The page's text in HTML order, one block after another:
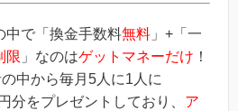
中で「換金手数料無料 」+「一
限 」なのはゲットマネーだけ ！
中から毎月5人に1人に
分をプレゼントしており、 ア